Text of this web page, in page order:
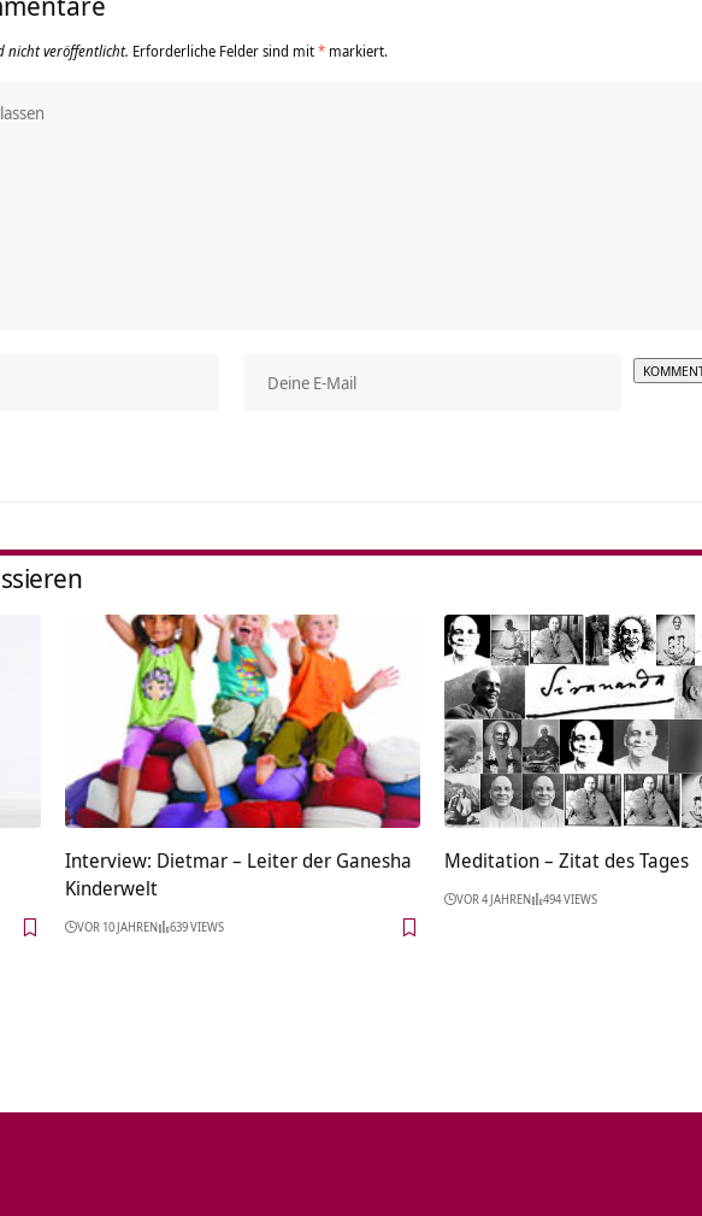
nicht veröffentlicht. Erforderliche Felder sind mit* markiert.
Interview: Dietmar – Leiter der Ganesha
Kinderwelt
VOR 10 JAHREN 639 VIEWS
Meditation – Zitat des Tages
VOR 4 JAHREN 494 VIEWS